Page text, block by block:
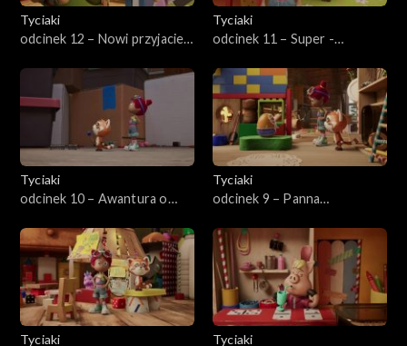
Tyciaki
odcinek 12 – Nowi przyjaciele
Tyciaki
odcinek 11 – Super -
Tyciaki
odcinek 10 – Awantura o
Tyciaki
odcinek 9 – Panna
Tyciaki
Tyciaki